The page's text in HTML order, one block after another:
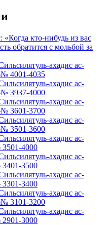
«Когда кто-нибудь из вас
обратится с мольбой за
ахадис ас-
4001-4035
ахадис ас-
3937-4000
ахадис ас-
3601-3700
ахадис ас-
3501-3600
ахадис ас-
4000
ахадис ас-
3500
ахадис ас-
3400
ахадис ас-
3101-3200
ахадис ас-
3000